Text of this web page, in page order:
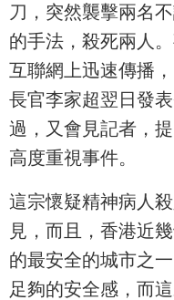
刀，突然襲擊兩名
的手法，殺死兩人
互聯網上迅速傳播
長官李家超翌日發
過，又會見記者，
高度重視事件。
這宗懷疑精神病人
見，而且，香港近
的最安全的城市之
足夠的安全感，而